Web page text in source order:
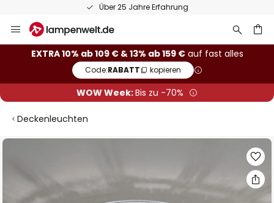
Über 25 Jahre Erfahrung
Inhalt
springen
EXTRA 10% ab 109 € & 13% ab 159 €auf fast alles
Code:RABATT kopieren
WOW Week:Bis zu -70%
Deckenleuchten
Zum
Bildgalerie